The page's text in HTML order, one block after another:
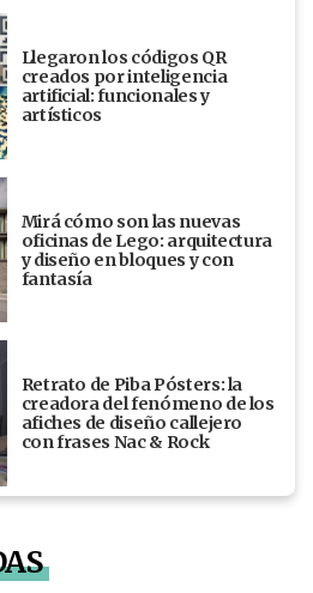
Llegaron los códigos QR
creados por inteligencia
artificial: funcionales y
artísticos
Mirá cómo son las nuevas
oficinas de Lego: arquitectura
y diseño en bloques y con
fantasía
Retrato de Piba Pósters: la
creadora del fenómeno de los
afiches de diseño callejero
con frases Nac & Rock